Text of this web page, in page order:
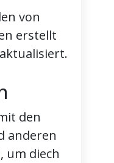
von
erstellt
den
anderen
um diech